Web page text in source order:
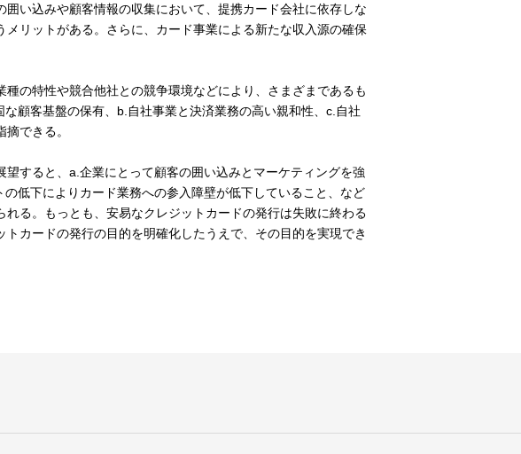
い込みや顧客情報の収集において、提携カード会社に依存しな
リットがある。さらに、カード事業による新たな収入源の確保
の特性や競合他社との競争環境などにより、さまざまであるも
顧客基盤の保有、b.自社事業と決済業務の高い親和性、c.自社
できる。
すると、a.企業にとって顧客の囲い込みとマーケティングを強
低下によりカード業務への参入障壁が低下していること、など
る。もっとも、安易なクレジットカードの発行は失敗に終わる
カードの発行の目的を明確化したうえで、その目的を実現でき